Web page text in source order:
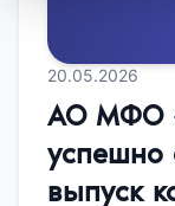
20.05.2026
АО МФО
успешно
выпуск